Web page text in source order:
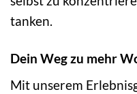
tanken.
Dein Weg zu mehr
Mit unserem